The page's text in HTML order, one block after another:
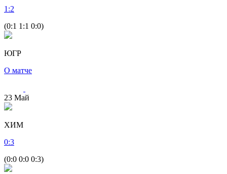
1 :2
(0:1 1:1 0:0)
ЮГР
О матче
23 Май
ХИМ
0:3
(0:0 0:0 0:3)